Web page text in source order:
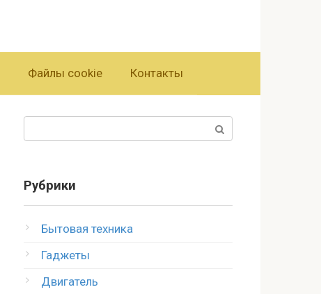
Файлы cookie Контакты
Рубрики
Бытовая техника
Гаджеты
Двигатель